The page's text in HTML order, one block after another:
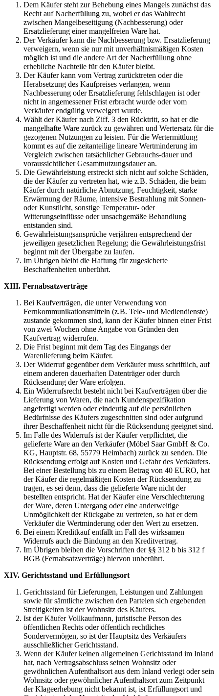
Dem Käufer steht zur Behebung eines Mangels zunächst das
Recht auf Nacherfüllung zu, wobei er das Wahlrecht
zwischen Mangelbeseitigung (Nachbesserung) oder
Ersatzlieferung einer mangelfreien Ware hat.
Der Verkäufer kann die Nachbesserung bzw. Ersatzlieferung
verweigern, wenn sie nur mit unverhältnismäßigen Kosten
möglich ist und die andere Art der Nacherfüllung ohne
erhebliche Nachteile für den Käufer bleibt.
Der Käufer kann vom Vertrag zurücktreten oder die
Herabsetzung des Kaufpreises verlangen, wenn
Nachbesserung oder Ersatzlieferung fehlschlagen ist oder
nicht in angemessener Frist erbracht wurde oder vom
Verkäufer endgültig verweigert wurde.
Wählt der Käufer nach Ziff. 3 den Rücktritt, so hat er die
mangelhafte Ware zurück zu gewähren und Wertersatz für die
gezogenen Nutzungen zu leisten. Für die Wertermittlung
kommt es auf die zeitanteilige lineare Wertminderung im
Vergleich zwischen tatsächlicher Gebrauchs-dauer und
voraussichtlicher Gesamtnutzungsdauer an.
Die Gewährleistung erstreckt sich nicht auf solche Schäden,
die der Käufer zu vertreten hat, wie z.B. Schäden, die beim
Käufer durch natürliche Abnutzung, Feuchtigkeit, starke
Erwärmung der Räume, intensive Bestrahlung mit Sonnen-
oder Kunstlicht, sonstige Temperatur- oder
Witterungseinflüsse oder unsachgemäße Behandlung
entstanden sind.
Gewährleistungsansprüche verjähren entsprechend der
jeweiligen gesetzlichen Regelung; die Gewährleistungsfrist
beginnt mit der Übergabe zu laufen.
Im Übrigen bleibt die Haftung für zugesicherte
Beschaffenheiten unberührt.
XIII. Fernabsatzverträge
Bei Kaufverträgen, die unter Verwendung von
Fernkommunikationsmitteln (z.B. Tele- und Mediendienste)
zustande gekommen sind, kann der Käufer binnen einer Frist
von zwei Wochen ohne Angabe von Gründen den
Kaufvertrag widerrufen.
Die Frist beginnt mit dem Tag des Eingangs der
Warenlieferung beim Käufer.
Der Widerruf gegenüber dem Verkäufer muss schriftlich, auf
einem anderen dauerhaften Datenträger oder durch
Rücksendung der Ware erfolgen.
Ein Widerrufsrecht besteht nicht bei Kaufverträgen über die
Lieferung von Waren, die nach Kundenspezifikation
angefertigt werden oder eindeutig auf die persönlichen
Bedürfnisse des Käufers zugeschnitten sind oder aufgrund
ihrer Beschaffenheit nicht für die Rücksendung geeignet sind.
Im Falle des Widerrufs ist der Käufer verpflichtet, die
gelieferte Ware an den Verkäufer (Möbel Saar GmbH & Co.
KG, Hauptstr. 68, 55779 Heimbach) zurück zu senden. Die
Rücksendung erfolgt auf Kosten und Gefahr des Verkäufers.
Bei einer Bestellung bis zu einem Betrag von 40 EURO, hat
der Käufer die regelmäßigen Kosten der Rücksendung zu
tragen, es sei denn, dass die gelieferte Ware nicht der
bestellten entspricht. Hat der Käufer eine Verschlechterung
der Ware, deren Untergang oder eine anderweitige
Unmöglichkeit der Rückgabe zu vertreten, so hat er dem
Verkäufer die Wertminderung oder den Wert zu ersetzen.
Bei einem Kreditkauf entfällt im Fall des wirksamen
Widerrufs auch die Bindung an den Kreditvertrag.
Im Übrigen bleiben die Vorschriften der §§ 312 b bis 312 f
BGB (Fernabsatzverträge) hiervon unberührt.
XIV. Gerichtsstand und Erfüllungsort
Gerichtsstand für Lieferungen, Leistungen und Zahlungen
sowie für sämtliche zwischen den Parteien sich ergebenden
Streitigkeiten ist der Wohnsitz des Käufers.
Ist der Käufer Vollkaufmann, juristische Person des
öffentlichen Rechts oder öffentlich rechtliches
Sondervermögen, so ist der Hauptsitz des Verkäufers
ausschließlicher Gerichtsstand.
Wenn der Käufer keinen allgemeinen Gerichtsstand im Inland
hat, nach Vertragsabschluss seinen Wohnsitz oder
gewöhnlichen Aufenthaltsort aus dem Inland verlegt oder sein
Wohnsitz oder gewöhnlicher Aufenthaltsort zum Zeitpunkt
der Klageerhebung nicht bekannt ist, ist Erfüllungsort und